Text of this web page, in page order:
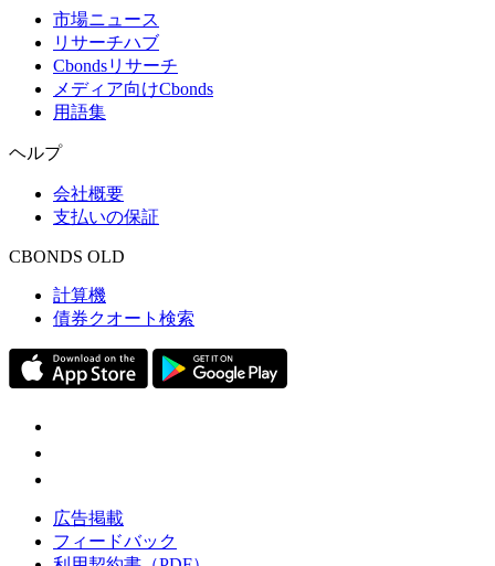
市場ニュース
リサーチハブ
Cbondsリサーチ
メディア向けCbonds
用語集
ヘルプ
会社概要
支払いの保証
CBONDS OLD
計算機
債券クオート検索
広告掲載
フィードバック